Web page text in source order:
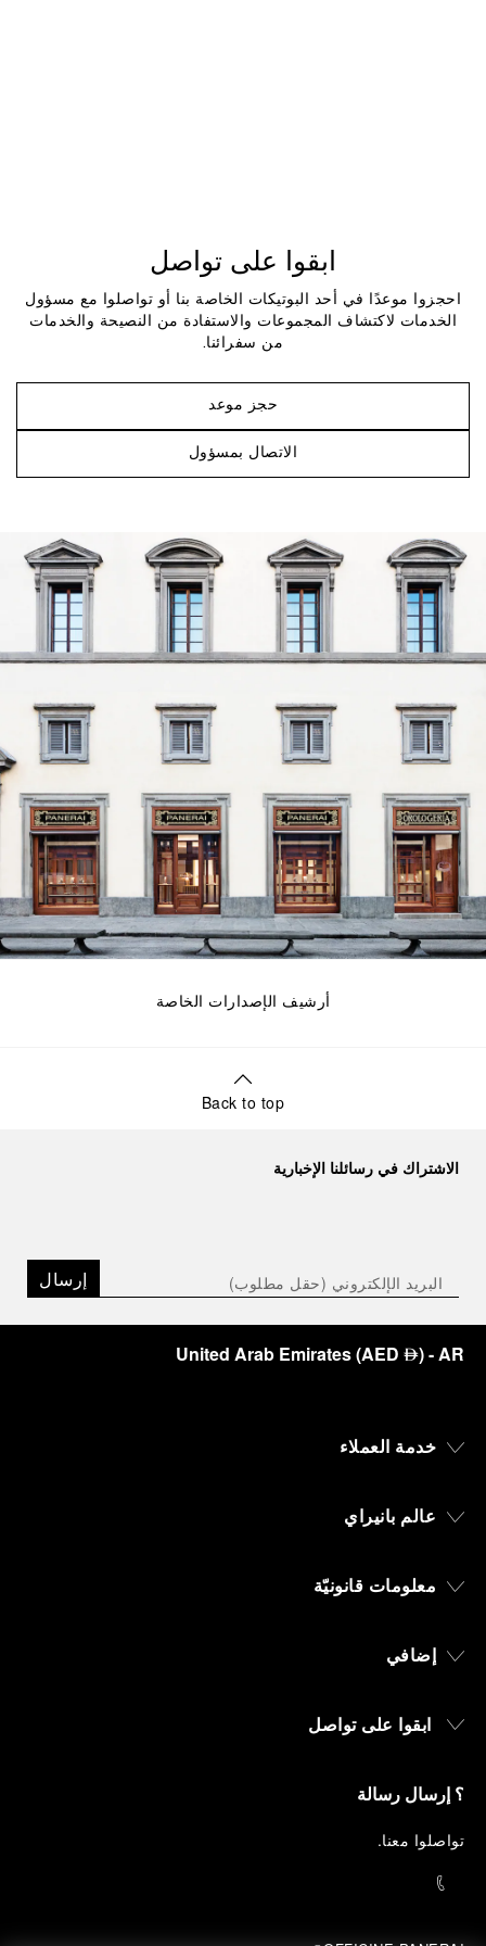
ابقوا على تواصل
احجزوا موعدًا في أحد البوتيكات الخاصة بنا أو تواصلوا مع مسؤول
الخدمات لاكتشاف المجموعات والاستفادة من النصيحة والخدمات
من سفرائنا.
حجز موعد
الاتصال بمسؤول
أرشيف الإصدارات الخاصة
Back to top
الاشتراك في رسائلنا الإخبارية
إرسال
United Arab Emirates(AED ⃃)- AR
خدمة العملاء
عالم بانيراي
معلومات قانونيّة
إضافي
ابقوا على تواصل
؟ إرسال رسالة
تواصلوا معنا.